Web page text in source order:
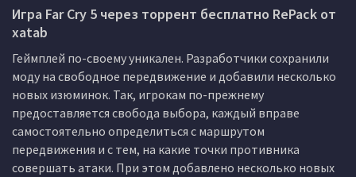
Игра Far Cry 5 через торрент бесплатно RePack от
xatab
Геймплей по-своему уникален. Разработчики сохранили
моду на свободное передвижение и добавили несколько
новых изюминок. Так, игрокам по-прежнему
предоставляется свобода выбора, каждый вправе
самостоятельно определиться с маршрутом
передвижения и с тем, на какие точки противника
совершать атаки. При этом добавлено несколько новых